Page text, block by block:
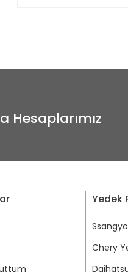
Hesaplarımız
Yedek
Chery